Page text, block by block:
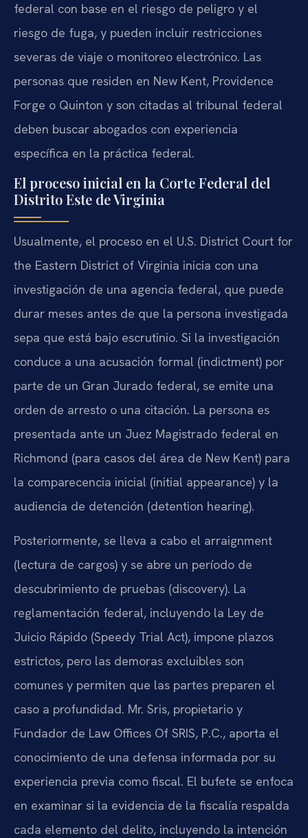
federal con base en el riesgo de peligro y el
riesgo de fuga, y pueden incluir restricciones
severas de viaje o monitoreo electrónico. Las
personas que residen en New Kent, Providence
Forge o Quinton y son citadas al tribunal federal
deben buscar abogados con experiencia
específica en la práctica federal.
El proceso inicial en la Corte Federal del
Distrito Este de Virginia
Usualmente, el proceso en el U.S. District Court for
the Eastern District of Virginia inicia con una
investigación de una agencia federal, que puede
durar meses antes de que la persona investigada
sepa que está bajo escrutinio. Si la investigación
conduce a una acusación formal (indictment) por
parte de un Gran Jurado federal, se emite una
orden de arresto o una citación. La persona es
presentada ante un Juez Magistrado federal en
Richmond (para casos del área de New Kent) para
la comparecencia inicial (initial appearance) y la
audiencia de detención (detention hearing).
Posteriormente, se lleva a cabo el arraignment
(lectura de cargos) y se abre un período de
descubrimiento de pruebas (discovery). La
reglamentación federal, incluyendo la Ley de
Juicio Rápido (Speedy Trial Act), impone plazos
estrictos, pero las demoras excluibles son
comunes y permiten que las partes preparen el
caso a profundidad. Mr. Sris, propietario y
Fundador de Law Offices Of SRIS, P.C., aporta el
conocimiento de una defensa informada por su
experiencia previa como fiscal. El bufete se enfoca
en examinar si la evidencia de la fiscalía respalda
cada elemento del delito, incluyendo la intención